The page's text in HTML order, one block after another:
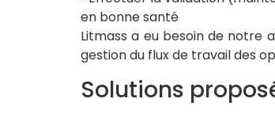
en bonne santé
Litmass a eu besoin de notre
gestion du flux de travail des
Solutions